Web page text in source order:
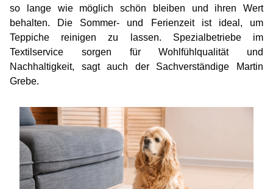
so lange wie möglich schön bleiben und ihren Wert
behalten. Die Sommer- und Ferienzeit ist ideal, um
Teppiche reinigen zu lassen. Spezialbetriebe im
Textilservice sorgen für Wohlfühlqualität und
Nachhaltigkeit, sagt auch der Sachverständige Martin
Grebe.